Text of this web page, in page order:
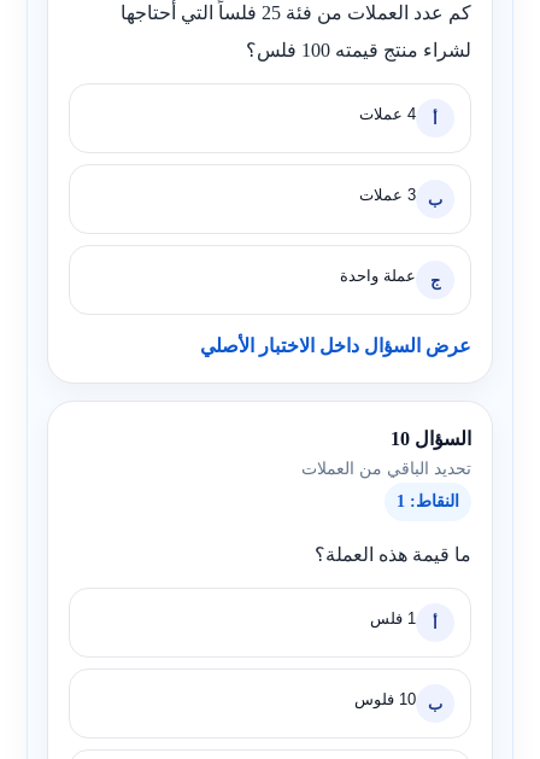
كم عدد العملات من فئة 25 فلساً التي أحتاجها
لشراء منتج قيمته 100 فلس؟
أ 4 عملات
ب 3 عملات
ج عملة واحدة
عرض السؤال داخل الاختبار الأصلي
السؤال 10
تحديد الباقي من العملات
النقاط: 1
ما قيمة هذه العملة؟
أ 1 فلس
ب 10 فلوس